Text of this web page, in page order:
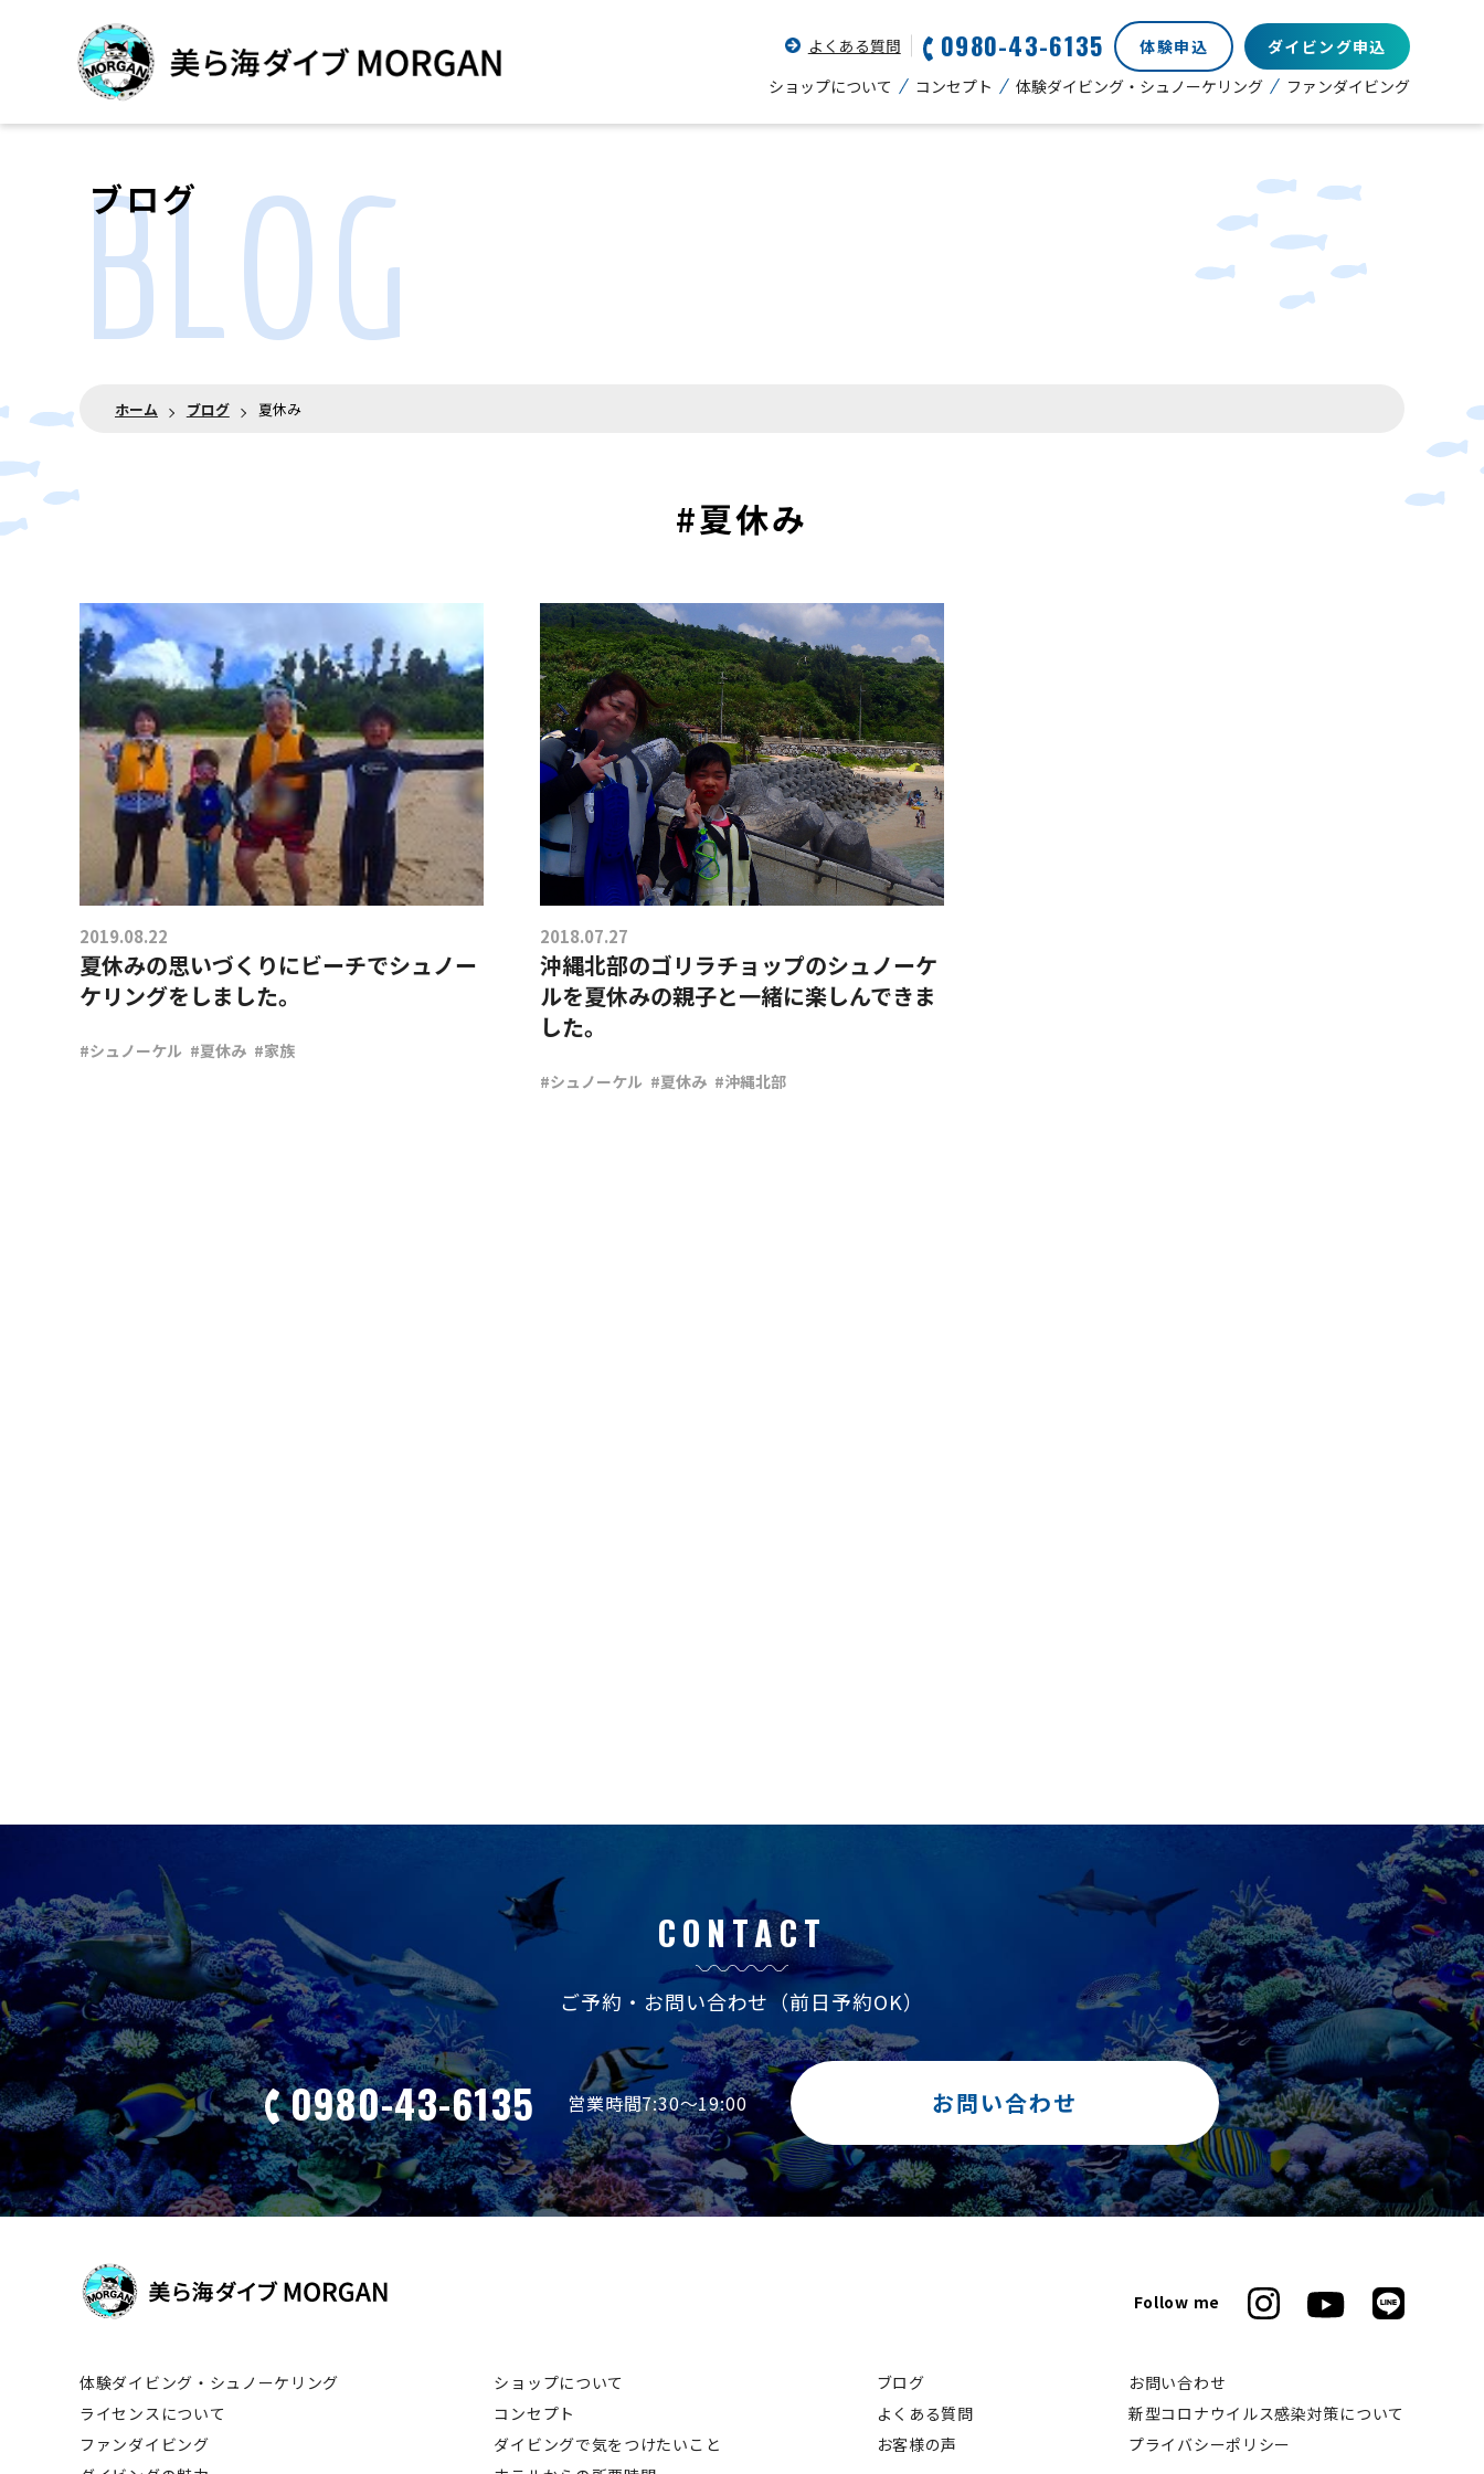
よくある質問 0980-43-6135 体験申込
ダイビング申込
ショップについて
コンセプト 体験ダイビング・シュノーケリング ファンダイビング
ブログ
BLOG
ホーム ブログ 夏休み
#夏休み
2019.08.22
夏休みの思いづくりにビーチでシュノー
ケリングをしました。
#シュノーケル #夏休み #家族
2018.07.27
沖縄北部のゴリラチョップのシュノーケ
ルを夏休みの親子と一緒に楽しんできま
した。
#シュノーケル #夏休み #沖縄北部
CONTACT
ご予約・お問い合わせ （前日予約OK）
0980-43-6135 営業時間7:30～19:00 お問い合わせ
Follow me
体験ダイビング・シュノーケリング
ライセンスについて
ファンダイビング
ショップについて
コンセプト
ダイビングで気をつけたいこと
ブログ
よくある質問
お客様の声
お問い合わせ
新型コロナウイルス感染対策について
プライバシーポリシー